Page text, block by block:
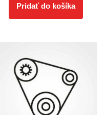
Pridať do košíka